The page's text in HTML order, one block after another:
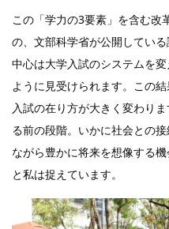
この「学力の3要素」を含む改
の、文部科学省が公開してい
中心は大学入試のシステムを
ように見受けられます。この
入試の在り方が大きく変わり
る前の段階。いかに社会との
ながら豊かに将来を想像する
と私は捉えています。